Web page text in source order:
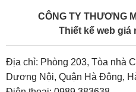
CÔNG TY THƯƠNG
Thiết kế web giá
Địa chỉ: Phòng 203, Tòa nhà
Dương Nội, Quận Hà Đông,